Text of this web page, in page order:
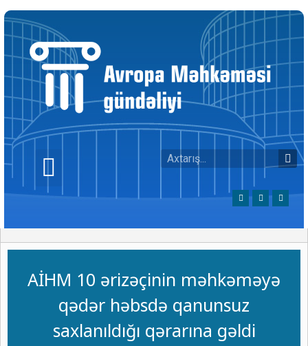
AİHM 10 ərizəçinin məhkəməyə
qədər həbsdə qanunsuz
saxlanıldığı qərarına gəldi